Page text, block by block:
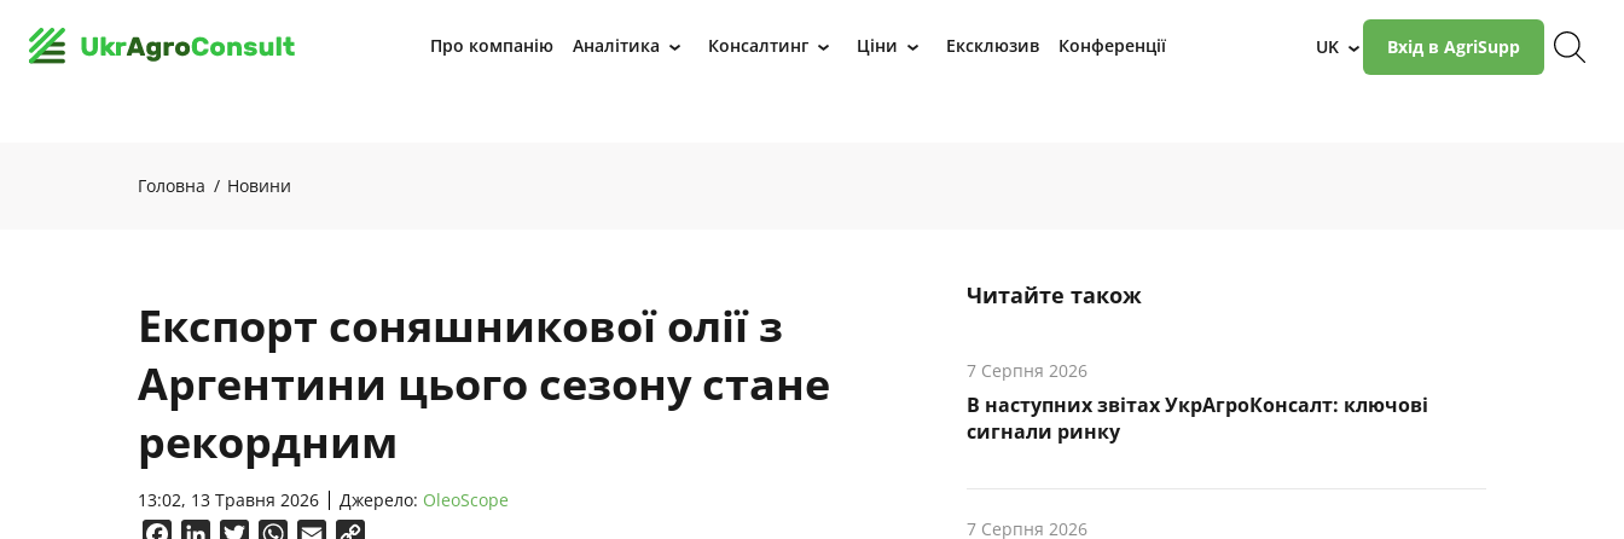
Про компанію Аналітика › Консалтинг › Ціни › Ексклюзив Конференції UK › Вхід в AgriSupp
Головна Новини
Експорт соняшникової олії з
Аргентини цього сезону стане
рекордним
13:02, 13 Травня 2026 Джерело: OleoScope
Читайте також
7 Серпня 2026
В наступних звітах УкрАгроКонсалт: ключові
cигнали ринку
7 Серпня 2026